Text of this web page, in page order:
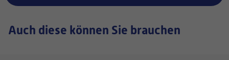
Auch diese können Sie brauchen